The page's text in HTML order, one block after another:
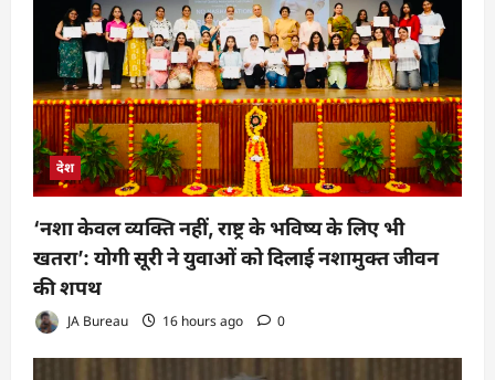
देश
‘नशा केवल व्यक्ति नहीं, राष्ट्र के भविष्य के लिए भी
खतरा’: योगी सूरी ने युवाओं को दिलाई नशामुक्त जीवन
की शपथ
JA Bureau 16 hours ago 0